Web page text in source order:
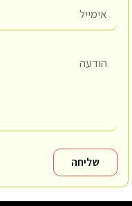
שליחה